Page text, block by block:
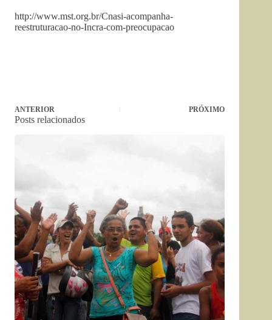
http://www.mst.org.br/Cnasi-acompanha-
reestruturacao-no-Incra-com-preocupacao
ANTERIOR PRÓXIMO
Posts relacionados